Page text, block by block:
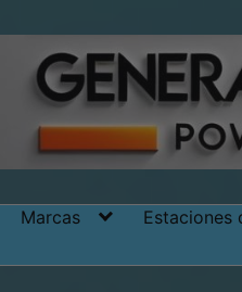
Marcas Estaciones